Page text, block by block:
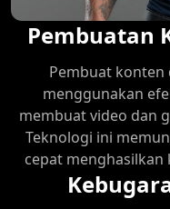
Pembuatan
Pembuat konten
menggunakan
membuat video dan
Teknologi ini
cepat
menarik lebih